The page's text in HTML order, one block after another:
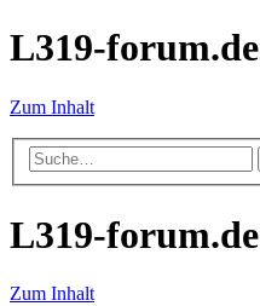
L319-forum.de
Zum Inhalt
L319-forum.de
Zum Inhalt